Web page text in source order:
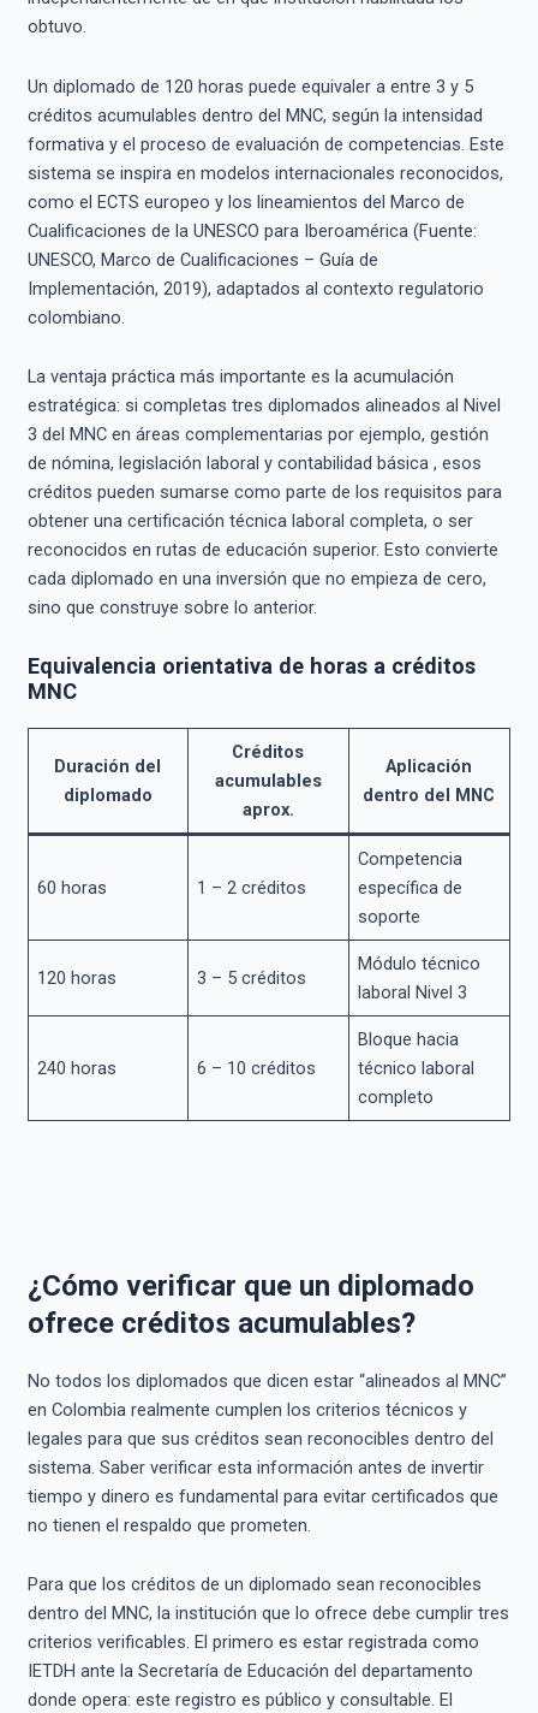
obtuvo.
Un diplomado de 120 horas puede equivaler a entre 3 y 5
créditos acumulables dentro del MNC, según la intensidad
formativa y el proceso de evaluación de competencias. Este
sistema se inspira en modelos internacionales reconocidos,
como el ECTS europeo y los lineamientos del Marco de
Cualificaciones de la UNESCO para Iberoamérica (Fuente:
UNESCO, Marco de Cualificaciones – Guía de
Implementación, 2019), adaptados al contexto regulatorio
colombiano.
La ventaja práctica más importante es la acumulación
estratégica: si completas tres diplomados alineados al Nivel
3 del MNC en áreas complementarias por ejemplo, gestión
de nómina, legislación laboral y contabilidad básica , esos
créditos pueden sumarse como parte de los requisitos para
obtener una certificación técnica laboral completa, o ser
reconocidos en rutas de educación superior. Esto convierte
cada diplomado en una inversión que no empieza de cero,
sino que construye sobre lo anterior.
Equivalencia orientativa de horas a créditos
MNC
Duración del
diplomado
Créditos
acumulables
aprox.
Aplicación
dentro del MNC
60 horas 1 – 2 créditos
Competencia
específica de
soporte
120 horas 3 – 5 créditos
Módulo técnico
laboral Nivel 3
240 horas 6 – 10 créditos
Bloque hacia
técnico laboral
completo
¿Cómo verificar que un diplomado
ofrece créditos acumulables?
No todos los diplomados que dicen estar “alineados al MNC”
en Colombia realmente cumplen los criterios técnicos y
legales para que sus créditos sean reconocibles dentro del
sistema. Saber verificar esta información antes de invertir
tiempo y dinero es fundamental para evitar certificados que
no tienen el respaldo que prometen.
Para que los créditos de un diplomado sean reconocibles
dentro del MNC, la institución que lo ofrece debe cumplir tres
criterios verificables. El primero es estar registrada como
IETDH ante la Secretaría de Educación del departamento
donde opera: este registro es público y consultable. El